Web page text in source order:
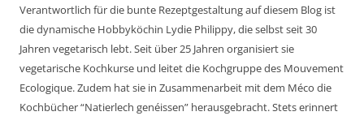
Verantwortlich für die bunte Rezeptgestaltung auf diesem Blog ist
die dynamische Hobbyköchin Lydie Philippy, die selbst seit 30
Jahren vegetarisch lebt. Seit über 25 Jahren organisiert sie
vegetarische Kochkurse und leitet die Kochgruppe des Mouvement
Ecologique. Zudem hat sie in Zusammenarbeit mit dem Méco die
Kochbücher “Natierlech genéissen” herausgebracht. Stets erinnert